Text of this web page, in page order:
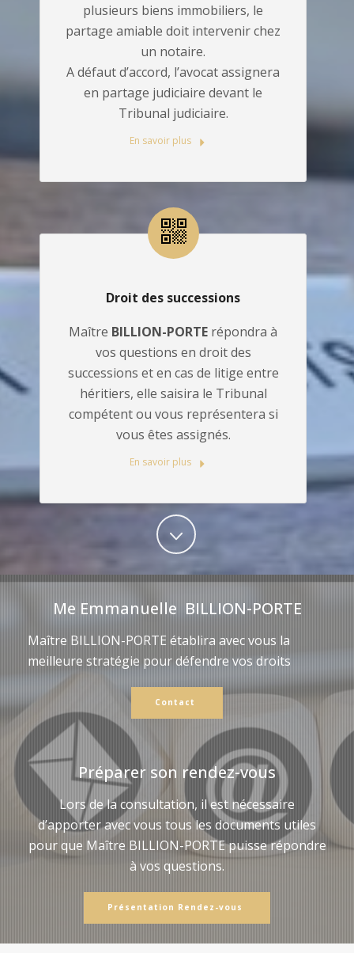
plusieurs biens immobiliers, le
partage amiable doit intervenir chez
un notaire.
A défaut d’accord, l’avocat assignera
en partage judiciaire devant le
Tribunal judiciaire.
En savoir plus
Droit des successions
Maître BILLION-PORTE répondra à
vos questions en droit des
successions et en cas de litige entre
héritiers, elle saisira le Tribunal
compétent ou vous représentera si
vous êtes assignés.
En savoir plus
Me Emmanuelle BILLION-PORTE
Maître BILLION-PORTE établira avec vous la
meilleure stratégie pour défendre vos droits
Contact
Préparer son rendez-vous
Lors de la consultation, il est nécessaire
d’apporter avec vous tous les documents utiles
pour que Maître BILLION-PORTE puisse répondre
à vos questions.
Présentation Rendez-vous